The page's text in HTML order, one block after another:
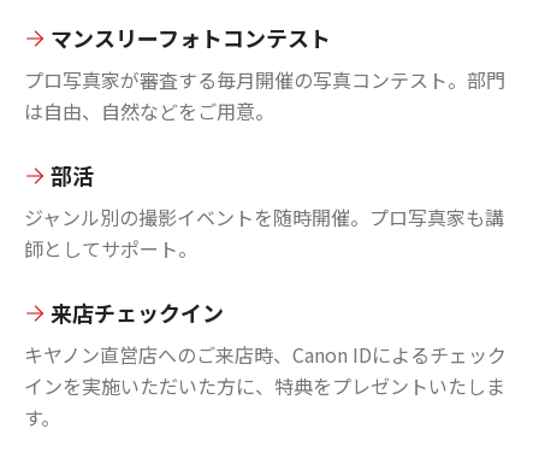
マンスリーフォトコンテスト
プロ写真家が審査する毎月開催の写真コンテスト。部門
は自由、自然などをご用意。
部活
ジャンル別の撮影イベントを随時開催。プロ写真家も講
師としてサポート。
来店チェックイン
キヤノン直営店へのご来店時、Canon IDによるチェック
インを実施いただいた方に、特典をプレゼントいたしま
す。